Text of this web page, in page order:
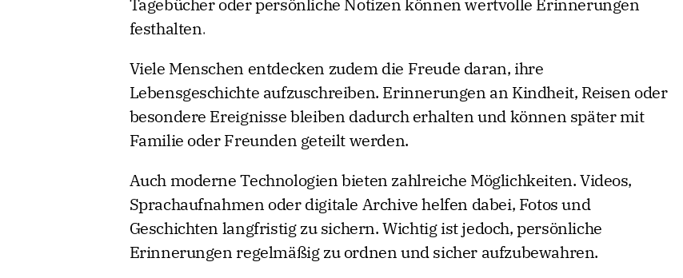
festhalten.
Viele Menschen entdecken zudem die Freude daran, ihre
Lebensgeschichte aufzuschreiben. Erinnerungen an Kindheit, Reisen oder
besondere Ereignisse bleiben dadurch erhalten und können später mit
Familie oder Freunden geteilt werden.
Auch moderne Technologien bieten zahlreiche Möglichkeiten. Videos,
Sprachaufnahmen oder digitale Archive helfen dabei, Fotos und
Geschichten langfristig zu sichern. Wichtig ist jedoch, persönliche
Erinnerungen regelmäßig zu ordnen und sicher aufzubewahren.